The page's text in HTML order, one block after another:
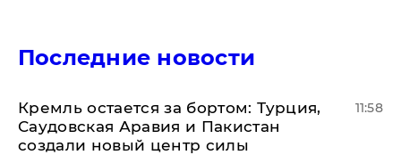
Последние новости
​Кремль остается за бортом: Турция,
Саудовская Аравия и Пакистан
создали новый центр силы
11:58